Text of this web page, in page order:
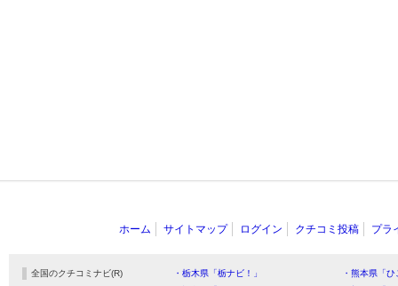
ホーム サイトマップ ログイン クチコミ投稿 プラ
全国のクチコミナビ(R) ・栃木県「栃ナビ！」
・熊本県「